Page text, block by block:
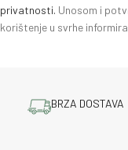
privatnosti. Unosom i
korištenje u svrhe
BRZA DOSTAVA